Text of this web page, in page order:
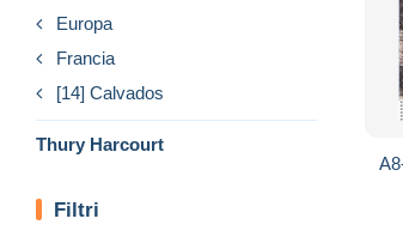
Europa
Francia
[14] Calvados
Thury Harcourt
Filtri